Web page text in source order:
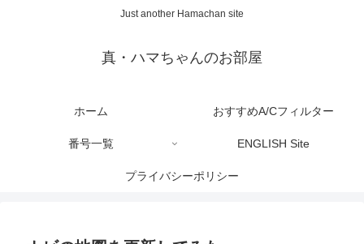
Just another Hamachan site
真・ハマちゃんのお部屋
ホーム おすすめA/Cフィルター
番号一覧 ENGLISH Site
プライバシーポリシー